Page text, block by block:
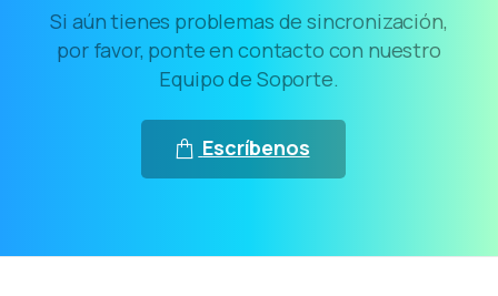
Si aún tienes problemas de sincronización,
por favor, ponte en contacto con nuestro
Equipo de Soporte.
Escríbenos